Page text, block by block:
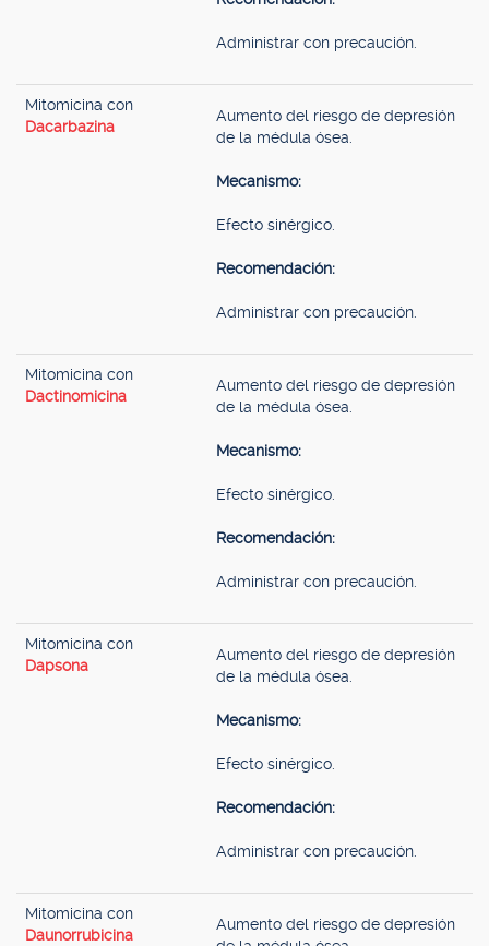
Administrar con precaución.
Mitomicina con
Dacarbazina
Aumento del riesgo de depresión
de la médula ósea.
Mecanismo:
Efecto sinérgico.
Recomendación:
Administrar con precaución.
Mitomicina con
Dactinomicina
Aumento del riesgo de depresión
de la médula ósea.
Mecanismo:
Efecto sinérgico.
Recomendación:
Administrar con precaución.
Mitomicina con
Dapsona
Aumento del riesgo de depresión
de la médula ósea.
Mecanismo:
Efecto sinérgico.
Recomendación:
Administrar con precaución.
Mitomicina con
Daunorrubicina
Aumento del riesgo de depresión